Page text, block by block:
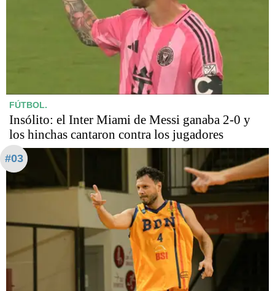
FÚTBOL.
Insólito: el Inter Miami de Messi ganaba 2-0 y
los hinchas cantaron contra los jugadores
#03